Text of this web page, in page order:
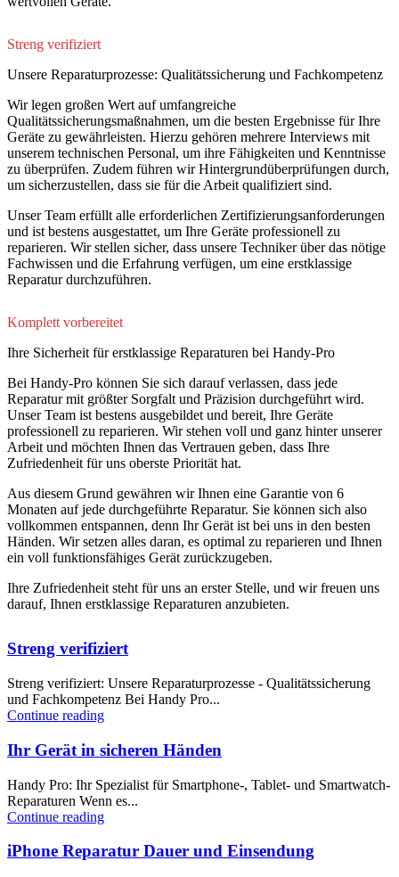
Streng verifiziert
Unsere Reparaturprozesse: Qualitätssicherung und Fachkompetenz
Wir legen großen Wert auf umfangreiche
Qualitätssicherungsmaßnahmen, um die besten Ergebnisse für Ihre
Geräte zu gewährleisten. Hierzu gehören mehrere Interviews mit
unserem technischen Personal, um ihre Fähigkeiten und Kenntnisse
zu überprüfen. Zudem führen wir Hintergrundüberprüfungen durch,
um sicherzustellen, dass sie für die Arbeit qualifiziert sind.
Unser Team erfüllt alle erforderlichen Zertifizierungsanforderungen
und ist bestens ausgestattet, um Ihre Geräte professionell zu
reparieren. Wir stellen sicher, dass unsere Techniker über das nötige
Fachwissen und die Erfahrung verfügen, um eine erstklassige
Reparatur durchzuführen.
Komplett vorbereitet
Ihre Sicherheit für erstklassige Reparaturen bei Handy-Pro
Bei Handy-Pro können Sie sich darauf verlassen, dass jede
Reparatur mit größter Sorgfalt und Präzision durchgeführt wird.
Unser Team ist bestens ausgebildet und bereit, Ihre Geräte
professionell zu reparieren. Wir stehen voll und ganz hinter unserer
Arbeit und möchten Ihnen das Vertrauen geben, dass Ihre
Zufriedenheit für uns oberste Priorität hat.
Aus diesem Grund gewähren wir Ihnen eine Garantie von 6
Monaten auf jede durchgeführte Reparatur. Sie können sich also
vollkommen entspannen, denn Ihr Gerät ist bei uns in den besten
Händen. Wir setzen alles daran, es optimal zu reparieren und Ihnen
ein voll funktionsfähiges Gerät zurückzugeben.
Ihre Zufriedenheit steht für uns an erster Stelle, und wir freuen uns
darauf, Ihnen erstklassige Reparaturen anzubieten.
Streng verifiziert
Streng verifiziert: Unsere Reparaturprozesse - Qualitätssicherung
und Fachkompetenz Bei Handy Pro...
Continue reading
Ihr Gerät in sicheren Händen
Handy Pro: Ihr Spezialist für Smartphone-, Tablet- und Smartwatch-
Reparaturen Wenn es...
Continue reading
iPhone Reparatur Dauer und Einsendung